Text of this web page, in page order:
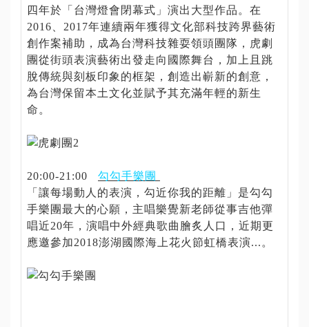
廉
政
宣
導
四年於「台灣燈會閉幕式」演出大型作品。在
2016、2017年連續兩年獲得文化部科技跨界藝術
創作案補助，成為台灣科技雜耍領頭團隊，虎劇
團從街頭表演藝術出發走向國際舞台，加上且跳
脫傳統與刻板印象的框架，創造出嶄新的創意，
為台灣保留本土文化並賦予其充滿年輕的新生
命。
20:00-21:00 勾勾手樂團
「讓每場動人的表演，勾近你我的距離」是勾勾
手樂團最大的心願，主唱樂覺新老師從事吉他彈
唱近20年，演唱中外經典歌曲膾炙人口，近期更
應邀參加2018澎湖國際海上花火節虹橋表演...。